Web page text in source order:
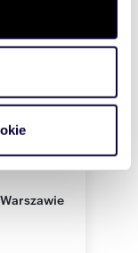
cookie możesz
chwili.
treści
i
partnerom
podczas